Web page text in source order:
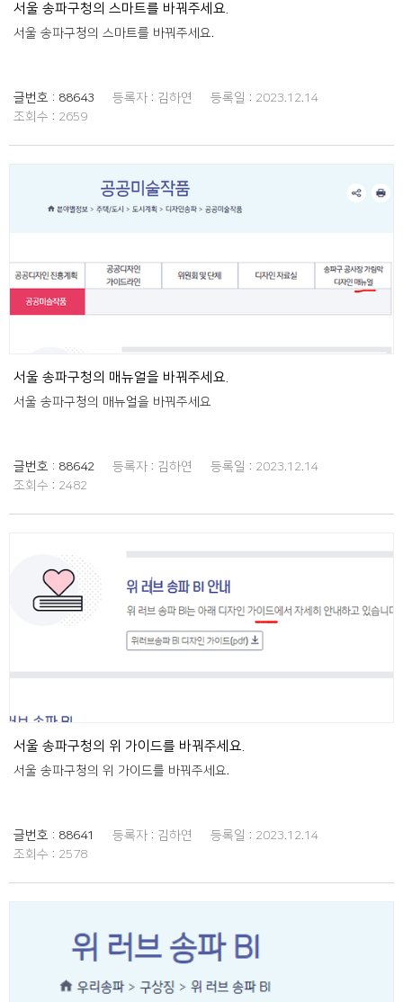
서울 송파구청의 스마트를 바꿔주세요.
서울 송파구청의 스마트를 바꿔주세요.
글번호 : 88643 등록자 : 김하연 등록일 : 2023.12.14
조회수 : 2659
서울 송파구청의 매뉴얼을 바꿔주세요.
서울 송파구청의 매뉴얼을 바꿔주세요
글번호 : 88642 등록자 : 김하연 등록일 : 2023.12.14
조회수 : 2482
서울 송파구청의 위 가이드를 바꿔주세요.
서울 송파구청의 위 가이드를 바꿔주세요.
글번호 : 88641 등록자 : 김하연 등록일 : 2023.12.14
조회수 : 2578